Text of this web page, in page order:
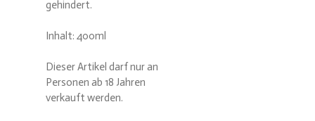
gehindert.
Inhalt: 400ml
Dieser Artikel darf nur an
Personen ab 18 Jahren
verkauft werden.